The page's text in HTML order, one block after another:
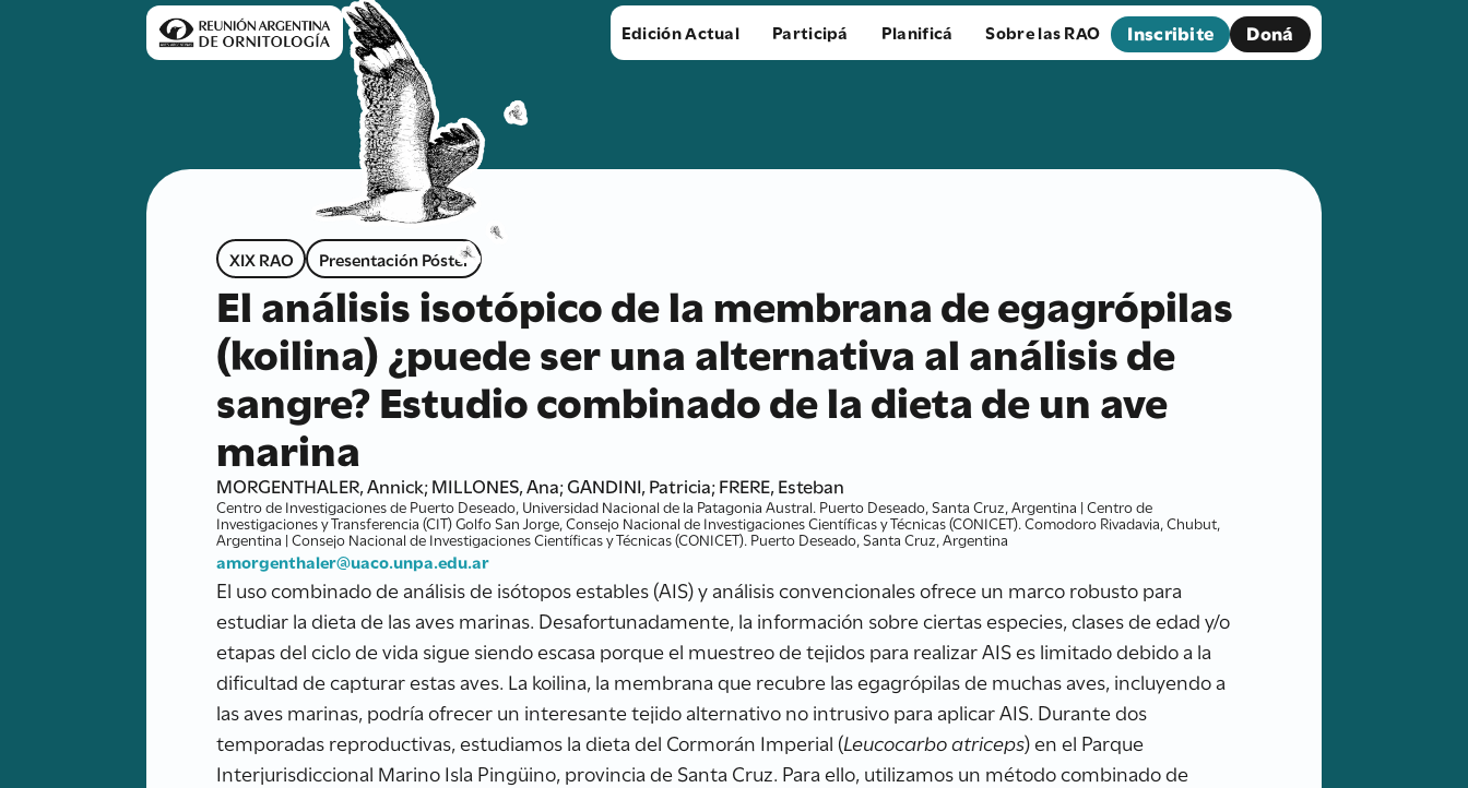
Edición Actual Participá Planificá Sobre las RAO Inscribite Doná
XIX RAO Presentación Póster
El análisis isotópico de la membrana de egagrópilas
(koilina) ¿puede ser una alternativa al análisis de
sangre? Estudio combinado de la dieta de un ave
marina
MORGENTHALER, Annick; MILLONES, Ana; GANDINI, Patricia; FRERE, Esteban
Centro de Investigaciones de Puerto Deseado, Universidad Nacional de la Patagonia Austral. Puerto Deseado, Santa Cruz, Argentina | Centro de
Investigaciones y Transferencia (CIT) Golfo San Jorge, Consejo Nacional de Investigaciones Científicas y Técnicas (CONICET). Comodoro Rivadavia, Chubut,
Argentina | Consejo Nacional de Investigaciones Científicas y Técnicas (CONICET). Puerto Deseado, Santa Cruz, Argentina
amorgenthaler@uaco.unpa.edu.ar
El uso combinado de análisis de isótopos estables (AIS) y análisis convencionales ofrece un marco robusto para
estudiar la dieta de las aves marinas. Desafortunadamente, la información sobre ciertas especies, clases de edad y/o
etapas del ciclo de vida sigue siendo escasa porque el muestreo de tejidos para realizar AIS es limitado debido a la
dificultad de capturar estas aves. La koilina, la membrana que recubre las egagrópilas de muchas aves, incluyendo a
las aves marinas, podría ofrecer un interesante tejido alternativo no intrusivo para aplicar AIS. Durante dos
temporadas reproductivas, estudiamos la dieta del Cormorán Imperial (Leucocarbo atriceps) en el Parque
Interjurisdiccional Marino Isla Pingüino, provincia de Santa Cruz. Para ello, utilizamos un método combinado de